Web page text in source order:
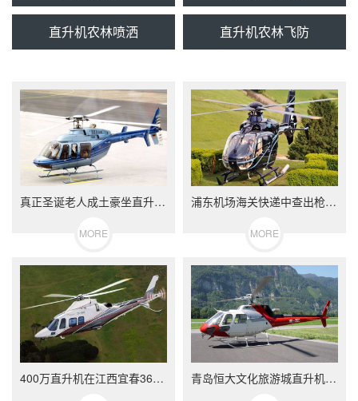
直升机农林喷洒 直升机农林飞防
真正圣诞老人成土豪坐直升机送钻戒和空中婚礼
MORE
浦东机场海关快递中查出枪支 美国军人走私枪弹入沪遭缴
MORE
400万直升机在江西宜春360度空中看房 青岛恒大文化旅游城直升机看房轰动全城